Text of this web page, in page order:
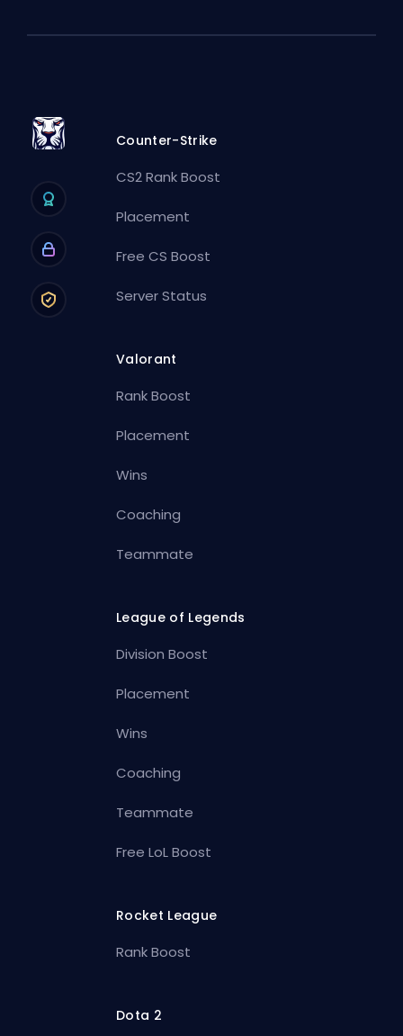
Counter-Strike
CS2 Rank Boost
Placement
Free CS Boost
Server Status
Valorant
Rank Boost
Placement
Wins
Coaching
Teammate
League of Legends
Division Boost
Placement
Wins
Coaching
Teammate
Free LoL Boost
Rocket League
Rank Boost
Dota 2